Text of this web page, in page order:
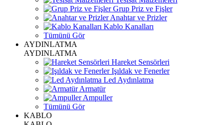
Grup Priz ve Fişler
Anahtar ve Prizler
Kablo Kanalları
Tümünü Gör
AYDINLATMA
AYDINLATMA
Hareket Sensörleri
Işıldak ve Fenerler
Led Aydınlatma
Armatür
Ampuller
Tümünü Gör
KABLO